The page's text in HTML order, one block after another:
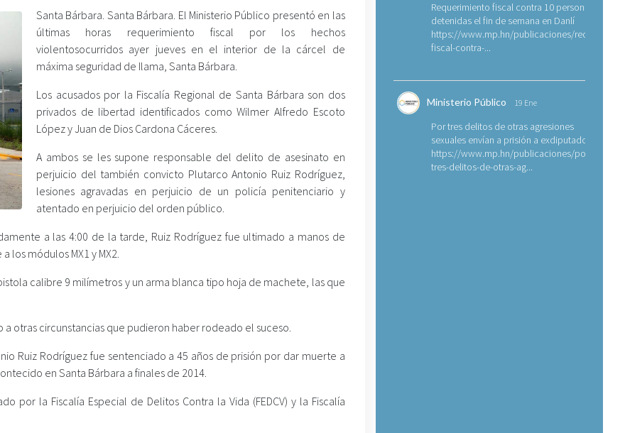
Santa Bárbara. Santa Bárbara. El Ministerio Público presentó en las
últimas horas requerimiento fiscal por los hechos
violentosocurridos ayer jueves en el interior de la cárcel de
máxima seguridad de Ilama, Santa Bárbara.
Los acusados por la Fiscalía Regional de Santa Bárbara son dos
privados de libertad identificados como Wilmer Alfredo Escoto
López y Juan de Dios Cardona Cáceres.
A ambos se les supone responsable del delito de asesinato en
perjuicio del también convicto Plutarco Antonio Ruiz Rodríguez,
lesiones agravadas en perjuicio de un policía penitenciario y
atentado en perjuicio del orden público.
a las 4:00 de la tarde, Ruiz Rodríguez fue ultimado a manos de
los módulos MX1 y MX2.
calibre 9 milímetros y un arma blanca tipo hoja de machete, las que
otras circunstancias que pudieron haber rodeado el suceso.
Ruiz Rodríguez fue sentenciado a 45 años de prisión por dar muerte a
en Santa Bárbara a finales de 2014.
por la Fiscalía Especial de Delitos Contra la Vida (FEDCV) y la Fiscalía
Requerimiento fiscal contra 10 personas
detenidas el fin de semana en Danlí
https://www.mp.hn/publicaciones/
fiscal-contra-...
Ministerio Público 19 Ene
Por tres delitos de otras agresiones
sexuales envían a prisión a exdiputado
https://www.mp.hn/publicaciones/por-
tres-delitos-de-otras-ag...